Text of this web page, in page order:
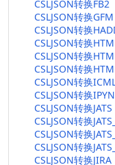
CSLJSON转换FB2
CSLJSON转换GFM
CSLJSON转换
CSLJSON转换
CSLJSON转换
CSLJSON转换
CSLJSON转换
CSLJSON转换
CSLJSON转换JATS
CSLJSON转换
CSLJSON转换
CSLJSON转换
CSLJSON转换JIRA